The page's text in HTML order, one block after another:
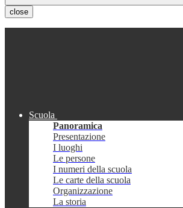
close
Scuola
Panoramica
Presentazione
I luoghi
Le persone
I numeri della scuola
Le carte della scuola
Organizzazione
La storia